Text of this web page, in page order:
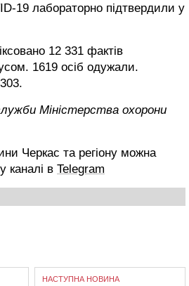
19 лабораторно підтвердили у
12 331 фактів
1619 осіб одужали.
Міністерства охорони
Черкас та регіону можна
каналі в Telegram
НАСТУПНА НОВИНА